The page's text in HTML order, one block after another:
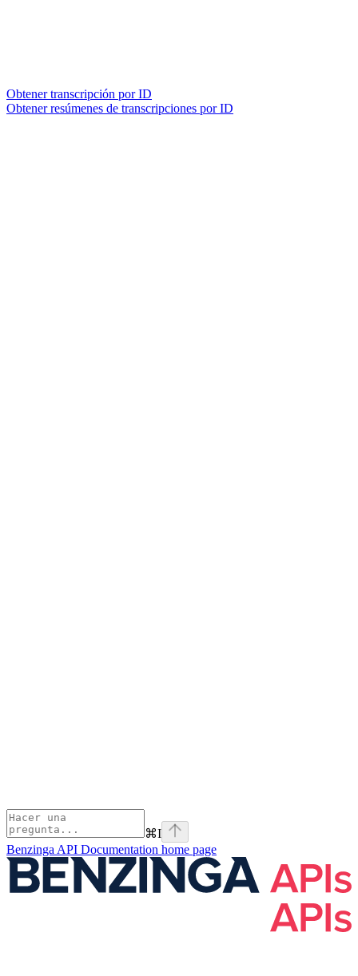
Obtener transcripción por ID
Obtener resúmenes de transcripciones por ID
⌘I
Benzinga API Documentation home page